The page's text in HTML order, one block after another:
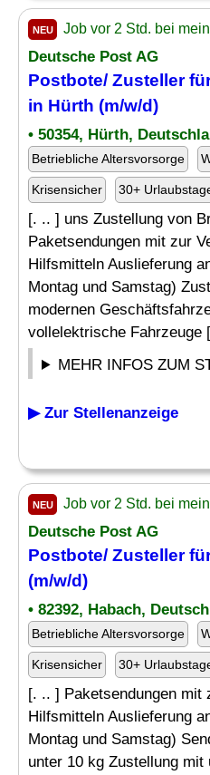
NEU Job vor 2 Std. bei
Deutsche Post AG
Postbote/ Zusteller
in Hürth (m/w/d)
• 50354, Hürth,
Betriebliche Altersvorsorge
Krisensicher 30+
[. .. ] uns Zustellung von
Paketsendungen mit zur
Hilfsmitteln Auslieferung
Montag und Samstag)
modernen
vollelektrische Fahrzeuge
MEHR INFOS ZUM
▶ Zur Stellenanzeige
NEU Job vor 2 Std. bei
Deutsche Post AG
Postbote/ Zusteller
(m/w/d)
• 82392, Habach,
Betriebliche Altersvorsorge
Krisensicher 30+
[. .. ] Paketsendungen mit
Hilfsmitteln Auslieferung
Montag und Samstag)
unter 10 kg Zustellung mit